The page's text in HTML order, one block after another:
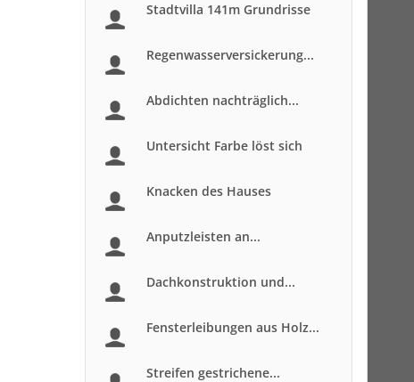
Stadtvilla 141m Grundrisse
Regenwasserversickerung...
Abdichten nachträglich...
Untersicht Farbe löst sich
Knacken des Hauses
Anputzleisten an...
Dachkonstruktion und...
Fensterleibungen aus Holz...
Streifen gestrichene...